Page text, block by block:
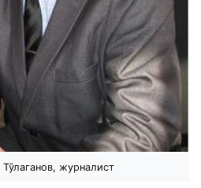
журналист